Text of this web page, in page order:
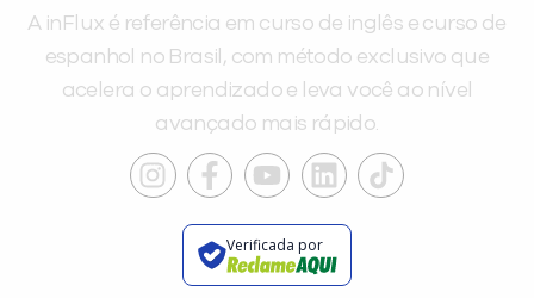
A inFlux é referência em curso de inglês e curso de
espanhol no Brasil, com método exclusivo que
acelera o aprendizado e leva você ao nível
avançado mais rápido.
Verificada por